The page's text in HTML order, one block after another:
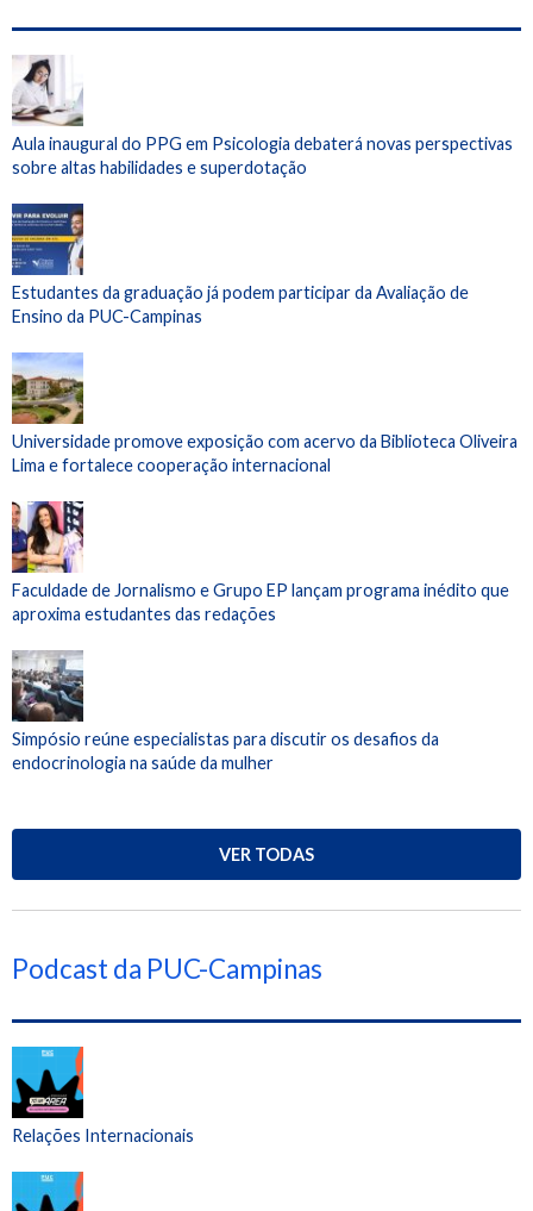
Aula inaugural do PPG em Psicologia debaterá novas perspectivas
sobre altas habilidades e superdotação
Estudantes da graduação já podem participar da Avaliação de
Ensino da PUC-Campinas
Universidade promove exposição com acervo da Biblioteca Oliveira
Lima e fortalece cooperação internacional
Faculdade de Jornalismo e Grupo EP lançam programa inédito que
aproxima estudantes das redações
Simpósio reúne especialistas para discutir os desafios da
endocrinologia na saúde da mulher
VER TODAS
Podcast da PUC-Campinas
Relações Internacionais